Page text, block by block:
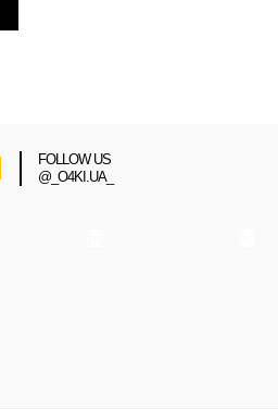
FOLLOW US
@_O4KI.UA_